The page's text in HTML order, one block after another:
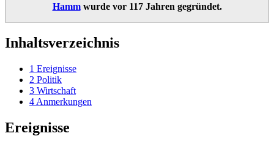
Hammwurde vor 117 Jahren gegründet.
Inhaltsverzeichnis
1 Ereignisse
2 Politik
3 Wirtschaft
4 Anmerkungen
Ereignisse